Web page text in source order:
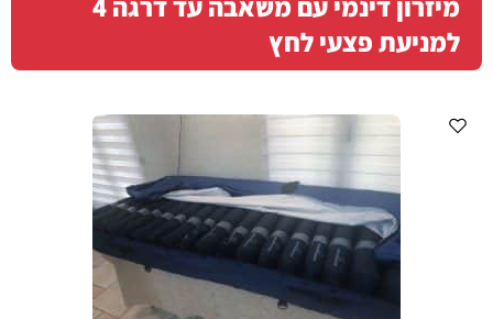
למניעת פצעי לחץ